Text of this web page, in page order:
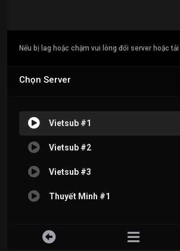
Nếu bị lag hoặc chậm vui lòng đổi server hoặc
Chọn Server
Vietsub #1
Vietsub #2
Vietsub #3
Thuyết Minh #1